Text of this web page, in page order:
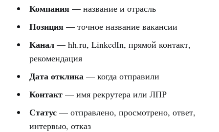
Компания— название и отрасль
Позиция— точное название вакансии
Канал— hh.ru, LinkedIn, прямой контакт,
рекомендация
Дата отклика — когда отправили
Контакт— имя рекрутера или ЛПР
Статус— отправлено, просмотрено, ответ,
интервью, отказ